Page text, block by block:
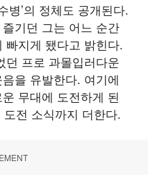
병’의 정체도 공개된다.
기던 그는 어느 순간
빠지게 됐다고 밝힌다.
던 프로 과몰입러다운
을 유발한다. 여기에
무대에 도전하게 된
전 소식까지 더한다.